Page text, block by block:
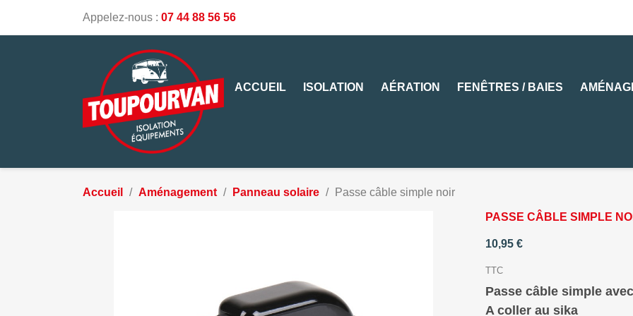
Appelez-nous : 07 44 88 56 56
ACCUEIL ISOLATION AÉRATION FENÊTRES / BAIES
Accueil Aménagement Panneau solaire Passe câble simple noir
PASSE CÂBLE SIMPLE
10,95 €
TTC
Passe câble simple
A coller au sika